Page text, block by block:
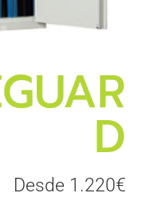
D
Desde 1.220€